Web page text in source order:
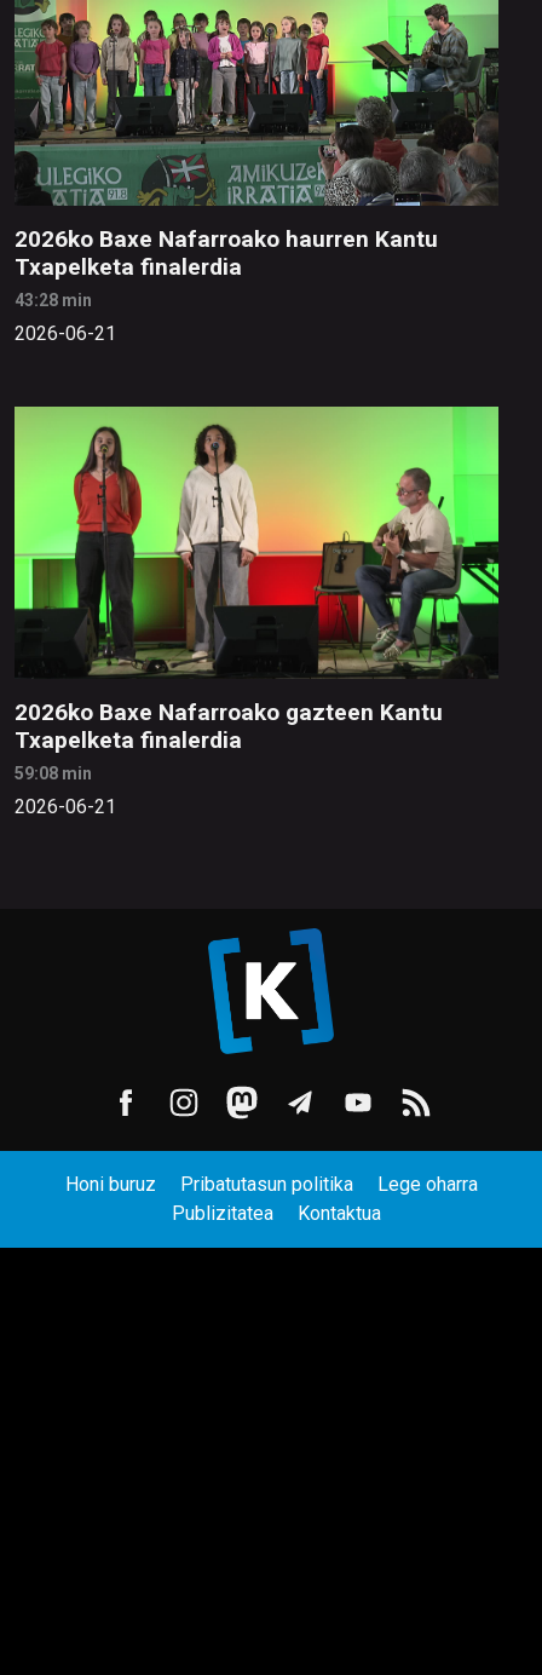
2026ko Baxe Nafarroako haurren Kantu
Txapelketa finalerdia
43:28 min
2026-06-21
2026ko Baxe Nafarroako gazteen Kantu
Txapelketa finalerdia
59:08 min
2026-06-21
Honi buruz Pribatutasun politika
Lege oharra
Publizitatea
Kontaktua